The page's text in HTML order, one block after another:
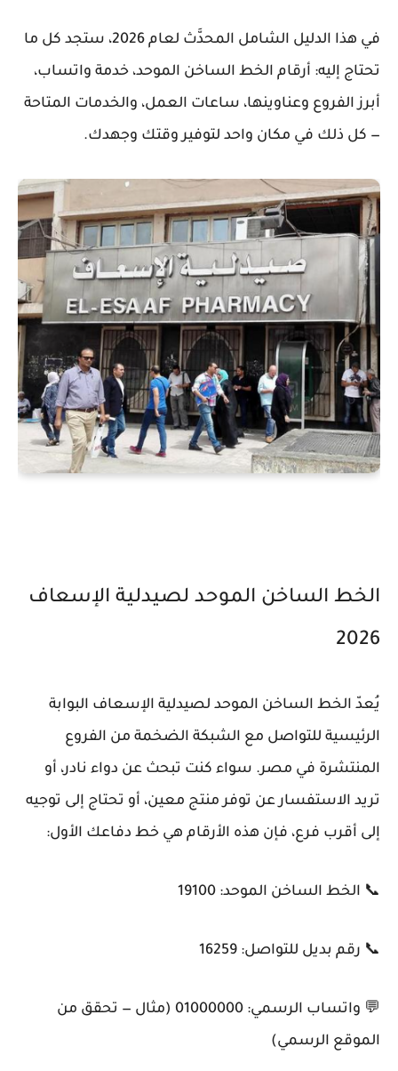
في هذا الدليل الشامل المحدَّث لعام 2026، ستجد كل ما
تحتاج إليه: أرقام الخط الساخن الموحد، خدمة واتساب،
أبرز الفروع وعناوينها، ساعات العمل، والخدمات المتاحة
— كل ذلك في مكان واحد لتوفير وقتك وجهدك.
الخط الساخن الموحد لصيدلية الإسعاف
2026
يُعدّ الخط الساخن الموحد لصيدلية الإسعاف البوابة
الرئيسية للتواصل مع الشبكة الضخمة من الفروع
المنتشرة في مصر. سواء كنت تبحث عن دواء نادر، أو
تريد الاستفسار عن توفر منتج معين، أو تحتاج إلى توجيه
إلى أقرب فرع، فإن هذه الأرقام هي خط دفاعك الأول:
📞 الخط الساخن الموحد: 19100
📞 رقم بديل للتواصل: 16259
💬 واتساب الرسمي: 01000000 (مثال — تحقق من
الموقع الرسمي)